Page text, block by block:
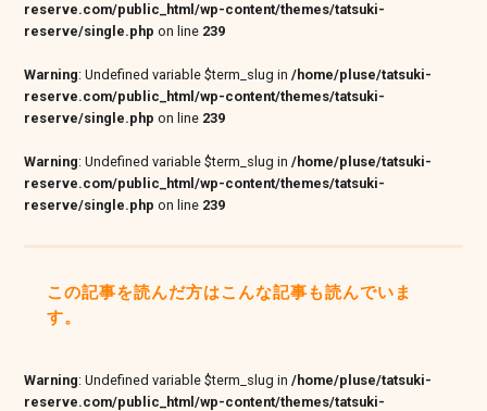
reserve.com/public_html/wp-content/themes/tatsuki-
reserve/single.php on line 239
Warning: Undefined variable $term_slug in/home/pluse/tatsuki-
reserve.com/public_html/wp-content/themes/tatsuki-
reserve/single.php on line 239
Warning: Undefined variable $term_slug in/home/pluse/tatsuki-
reserve.com/public_html/wp-content/themes/tatsuki-
reserve/single.php on line 239
この記事を読んだ方はこんな記事も読んでいま
す。
Warning: Undefined variable $term_slug in/home/pluse/tatsuki-
reserve.com/public_html/wp-content/themes/tatsuki-